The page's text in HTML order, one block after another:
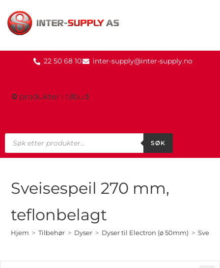
22 50 68 10 inter-supply@inter-supply.no
0 produkter i tilbud
SØK
Sveisespeil 270 mm,
teflonbelagt
Hjem > Tilbehør > Dyser > Dyser til Electron (ø 50mm) >